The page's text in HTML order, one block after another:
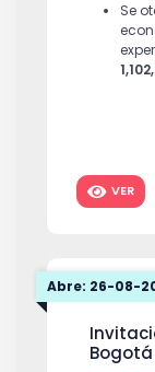
Se
VER
Abre: 26-08-
Bogotá